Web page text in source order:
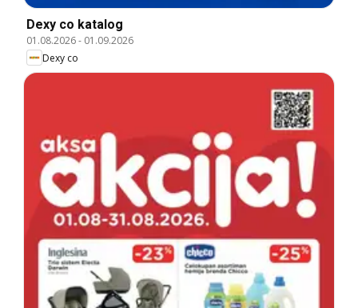
Dexy co katalog
01.08.2026- 01.09.2026
Dexy co